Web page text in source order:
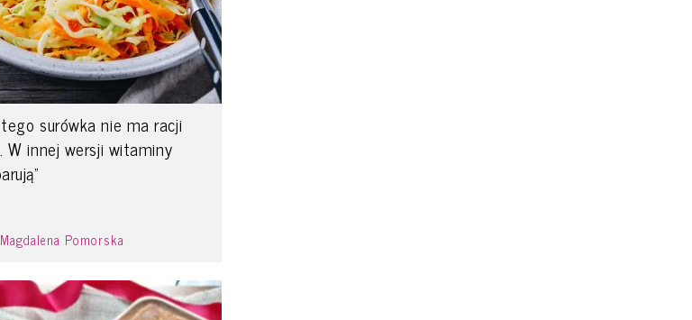
surówka nie ma racji
W innej wersji witaminy
Magdalena Pomorska